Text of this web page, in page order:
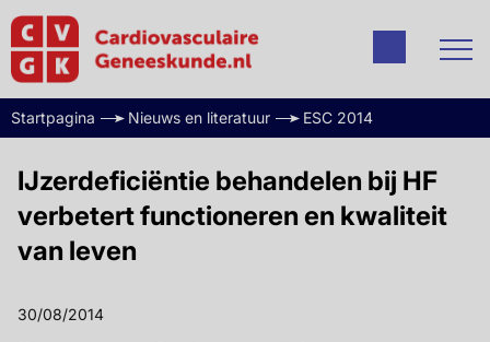
Startpagina Nieuws en literatuur ESC 2014
IJzerdeficiëntie behandelen bij HF
verbetert functioneren en kwaliteit
van leven
30/08/2014